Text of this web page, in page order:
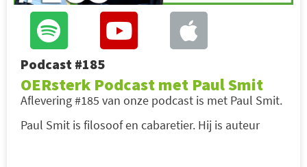
Podcast #185
OERsterk Podcast met Paul Smit
Aflevering #185 van onze podcast is met Paul Smit.
Paul Smit is filosoof en cabaretier. Hij is auteur